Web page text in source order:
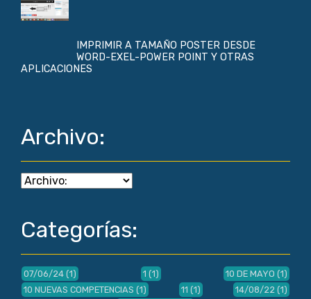
IMPRIMIR A TAMAÑO POSTER DESDE
WORD-EXEL-POWER POINT Y OTRAS
APLICACIONES
Archivo:
Categorías:
07/06/24 (1) 1 (1) 10 DE MAYO (1)
10 NUEVAS COMPETENCIAS (1) 11 (1) 14/08/22 (1)